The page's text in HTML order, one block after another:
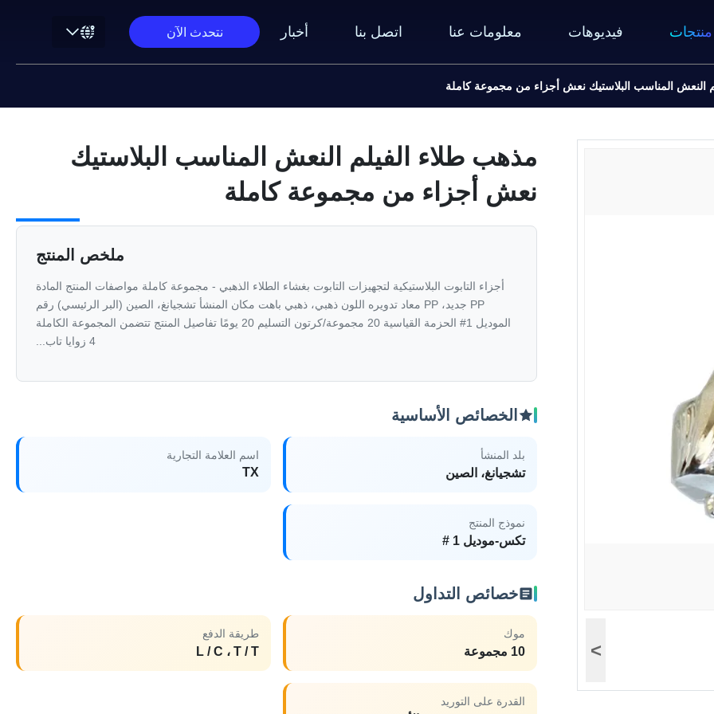
منتجات فيديوهات معلومات عنا اتصل بنا أخبار نتحدث الآن
النعش المناسب البلاستيك نعش أجزاء من مجموعة كاملة
>
مذهب طلاء الفيلم النعش المناسب البلاستيك
نعش أجزاء من مجموعة كاملة
ملخص المنتج
أجزاء التابوت البلاستيكية لتجهيزات التابوت بغشاء الطلاء الذهبي - مجموعة كاملة مواصفات المنتج المادة
PP جديد، PP معاد تدويره اللون ذهبي، ذهبي باهت مكان المنشأ تشجيانغ، الصين (البر الرئيسي) رقم
الموديل 1# الحزمة القياسية 20 مجموعة/كرتون التسليم 20 يومًا تفاصيل المنتج تتضمن المجموعة الكاملة
4 زوايا تاب...
الخصائص الأساسية
بلد المنشأ
تشجيانغ، الصين
اسم العلامة التجارية
TX
نموذج المنتج
تكس-موديل 1 #
خصائص التداول
موك
10 مجموعة
طريقة الدفع
L / C ، T / T
القدرة على التوريد